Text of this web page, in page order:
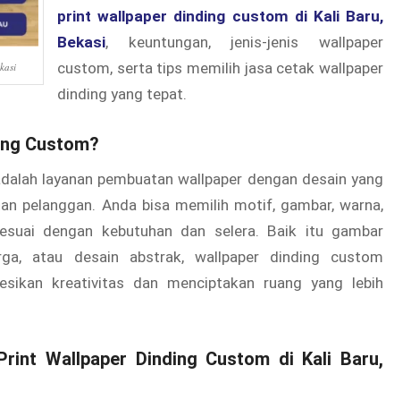
print wallpaper dinding custom di Kali Baru,
Bekasi, keuntungan, jenis-jenis wallpaper
custom, serta tips memilih jasa cetak wallpaper
dinding yang tepat.
Custom?
layanan pembuatan wallpaper dengan desain yang
pelanggan. Anda bisa memilih motif, gambar, warna,
dengan kebutuhan dan selera. Baik itu gambar
atau desain abstrak, wallpaper dinding custom
kreativitas dan menciptakan ruang yang lebih
Wallpaper Dinding Custom di Kali Baru,